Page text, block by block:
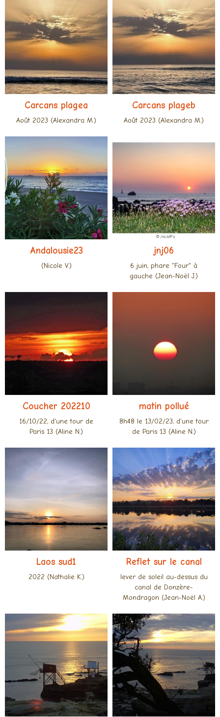
Carcans plagea
Août 2023 (Alexandra M.)
Carcans plageb
Août 2023 (Alexandra M.)
Andalousie23
(Nicole V.)
jnj06
6 juin, phare "Four" à
gauche (Jean-Noël J.)
Coucher 202210
16/10/22, d'une tour de
Paris 13 (Aline N.)
matin pollué
8h48 le 13/02/23, d'une tour
de Paris 13 (Aline N.)
Laos sud1
2022 (Nathalie K.)
Reflet sur le canal
lever de soleil au-dessus du
canal de Donzère-
Mondragon (Jean-Noël A.)